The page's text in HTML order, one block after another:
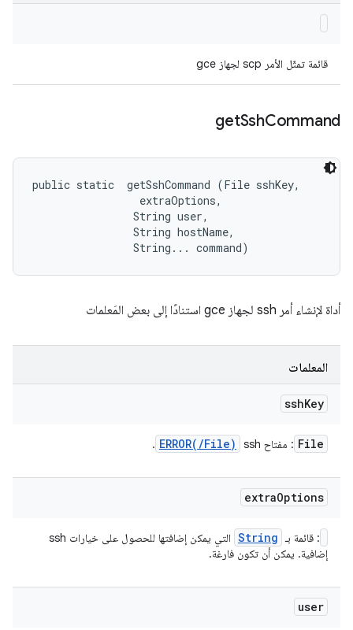
قائمة تمثّل الأمر scp لجهاز gce
getSshCommand
public static
getSshCommand (File sshKey,
extraOptions,
                String user,
                String hostName,
                String... command)
أداة لإنشاء أمر ssh لجهاز gce استنادًا إلى بعض المَعلمات
المعلمات
sshKey
File : مفتاح ssh ERROR( /File)
.
extraOptions
: قائمة بـ String
التي يمكن إضافتها للحصول على خيارات ssh
إضافية. يمكن أن تكون فارغة.
user